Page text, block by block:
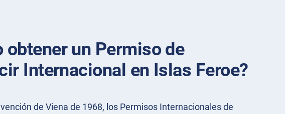
obtener un Permiso de
Internacional en Islas Feroe?
de Viena de 1968, los Permisos Internacionales de